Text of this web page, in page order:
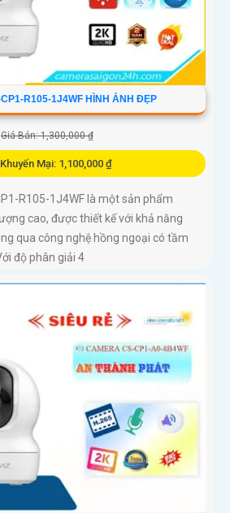
R105-1J4WF HÌNH ẢNH ĐẸP
Giá Bán: 1,300,000 ₫
Mại: 1,100,000 ₫
R105-1J4WF là một sản phẩm
cao, được thiết kế với khả năng
qua công nghệ hồng ngoại có tầm
độ phân giải 4